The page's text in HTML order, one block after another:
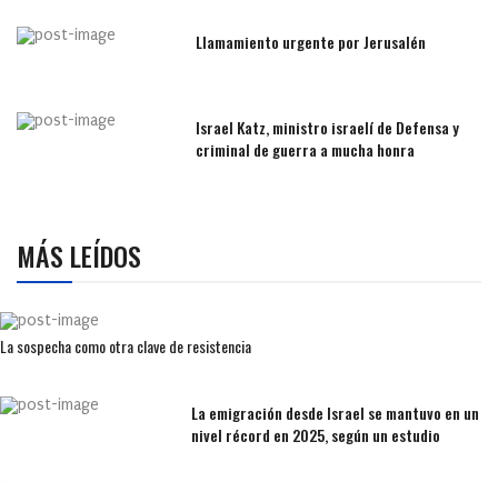
Llamamiento urgente por Jerusalén
Israel Katz, ministro israelí de Defensa y
criminal de guerra a mucha honra
MÁS LEÍDOS
La sospecha como otra clave de resistencia
La emigración desde Israel se mantuvo en un
nivel récord en 2025, según un estudio